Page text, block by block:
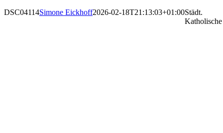
DSC04114Simone Eickhoff2026-02-18T21:13:03+01:00Städt.
Katholische